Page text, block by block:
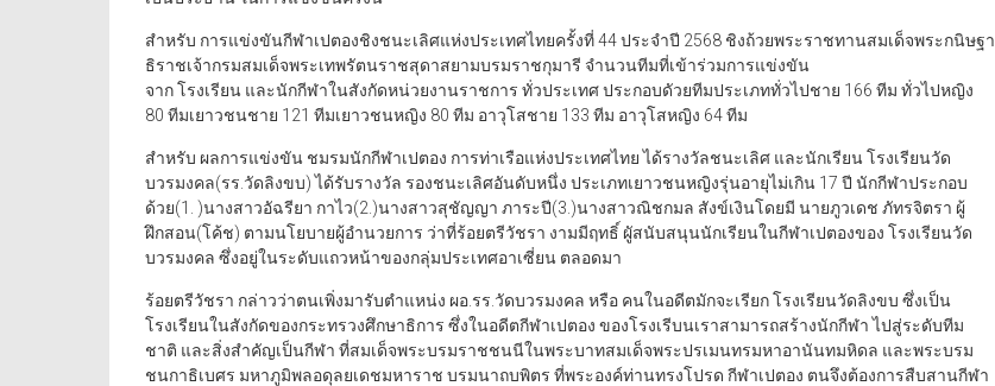
สำหรับ การแข่งขันกีฬาเปตองชิงชนะเลิศแห่งประเทศไทยครั้งที่ 44 ประจำปี 2568 ชิงถ้วยพระราชทานสมเด็จพระกนิษฐา
ธิราชเจ้ากรมสมเด็จพระเทพรัตนราชสุดาสยามบรมราชกุมารี จำนวนทีมที่เข้าร่วมการแข่งขัน
จาก โรงเรียน และนักกีฬาในสังกัดหน่วยงานราชการ ทั่วประเทศ ประกอบดัวยทีมประเภททั่วไปชาย 166 ทีม ทั่วไปหญิง
80 ทีมเยาวชนชาย 121 ทีมเยาวชนหญิง 80 ทีม อาวุโสชาย 133 ทีม อาวุโสหญิง 64 ทีม
สำหรับ ผลการแข่งขัน ชมรมนักกีฬาเปตอง การท่าเรือแห่งประเทศไทย ได้รางวัลชนะเลิศ และนักเรียน โรงเรียนวัด
บวรมงคล(รร.วัดลิงขบ) ได้รับรางวัล รองชนะเลิศอันดับหนึ่ง ประเภทเยาวชนหญิงรุ่นอายุไม่เกิน 17 ปี นักกีฬาประกอบ
ด้วย(1. )นางสาวอัฉรียา กาไว(2.)นางสาวสุชัญญา ภาระปี(3.)นางสาวณิชกมล สังข์เงินโดยมี นายภูวเดช ภัทรจิตรา ผู้
ฝึกสอน(โค้ช) ตามนโยบายผู้อำนวยการ ว่าที่ร้อยตรีวัชรา งามมีฤทธิ์ ผูัสนับสนุนนักเรียนในกีฬาเปตองของ โรงเรียนวัด
บวรมงคล ซึ่งอยู่ในระดับแถวหน้าของกลุ่มประเทศอาเซี่ยน ตลอดมา
ร้อยตรีวัชรา กล่าวว่าตนเพิ่งมารับตำแหน่ง ผอ.รร.วัดบวรมงคล หรือ คนในอดีตมักจะเรียก โรงเรียนวัดลิงขบ ซึ่งเป็น
โรงเรียนในสังกัดของกระทรวงศึกษาธิการ ซึ่งในอดีตกีฬาเปตอง ของโรงเรีบนเราสามารถสร้างนักกีฬา ไปสู่ระดับทีม
ชาติ และสิ่งสำคัญเป็นกีฬา ที่สมเด็จพระบรมราชชนนีในพระบาทสมเด็จพระปรเมนทรมหาอานันทมหิดล และพระบรม
ชนกาธิเบศร มหาภูมิพลอดุลยเดชมหาราช บรมนาถบพิตร ที่พระองค์ท่านทรงโปรด กีฬาเปตอง ตนจึงต้องการสืบสานกีฬา